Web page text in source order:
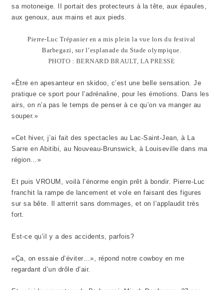
sa motoneige. Il portait des protecteurs à la tête, aux épaules,
aux genoux, aux mains et aux pieds.
Pierre-Luc Trépanier en a mis plein la vue lors du festival
Barbegazi, sur l’esplanade du Stade olympique.
PHOTO : BERNARD BRAULT, LA PRESSE
«Être en apesanteur en skidoo, c’est une belle sensation. Je
pratique ce sport pour l’adrénaline, pour les émotions. Dans les
airs, on n’a pas le temps de penser à ce qu’on va manger au
souper.»
«Cet hiver, j’ai fait des spectacles au Lac-Saint-Jean, à La
Sarre en Abitibi, au Nouveau-Brunswick, à Louiseville dans ma
région…»
Et puis VROUM, voilà l’énorme engin prêt à bondir. Pierre-Luc
franchit la rampe de lancement et vole en faisant des figures
sur sa bête. Il atterrit sans dommages, et on l’applaudit très
fort.
Est-ce qu’il y a des accidents, parfois?
«Ça, on essaie d’éviter…», répond notre cowboy en me
regardant d’un drôle d’air.